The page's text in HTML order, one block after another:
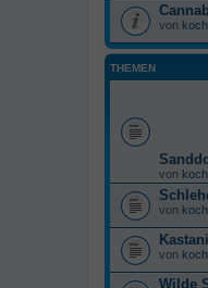
von koch
THEMEN
von koch
von koch
von koch
Wilde